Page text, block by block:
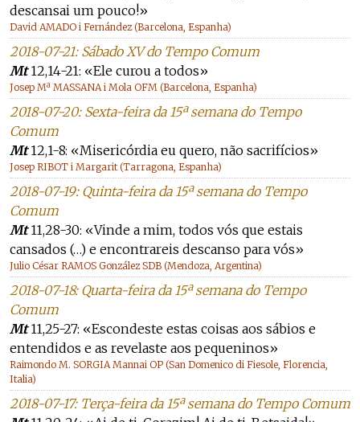
descansai um pouco!»
David AMADO i Fernández (Barcelona, Espanha)
2018-07-21: Sábado XV do Tempo Comum
Mt12,14-21: «Ele curou a todos»
Josep Mª MASSANA i Mola OFM (Barcelona, Espanha)
2018-07-20: Sexta-feira da 15ª semana do Tempo
Comum
Mt12,1-8: «Misericórdia eu quero, não sacrifícios»
Josep RIBOT i Margarit (Tarragona, Espanha)
2018-07-19: Quinta-feira da 15ª semana do Tempo
Comum
Mt11,28-30: «Vinde a mim, todos vós que estais
cansados (…) e encontrareis descanso para vós»
Julio César RAMOS González SDB (Mendoza, Argentina)
2018-07-18: Quarta-feira da 15ª semana do Tempo
Comum
Mt11,25-27: «Escondeste estas coisas aos sábios e
entendidos e as revelaste aos pequeninos»
Raimondo M. SORGIA Mannai OP (San Domenico di Fiesole, Florencia,
Italia)
2018-07-17: Terça-feira da 15ª semana do Tempo Comum